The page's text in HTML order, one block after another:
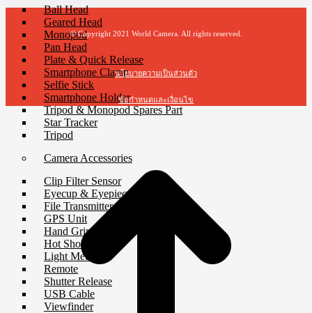
Ball Head
Geared Head
Monopod
Pan Head
Plate & Quick Release
Smartphone Clamp
Selfie Stick
Smartphone Holder
Tripod & Monopod Spares Part
Star Tracker
Tripod
Camera Accessories
Clip Filter Sensor
Eyecup & Eyepiece
File Transmitter
GPS Unit
Hand Grip
Hot Shoe Cover
Light Meter
Remote
Shutter Release
USB Cable
Viewfinder
© Copyright 2021 World Camera. All rights reserved.
นโยบายความเป็นส่วนตัว
ข้อกำหนดและเงื่อนไข